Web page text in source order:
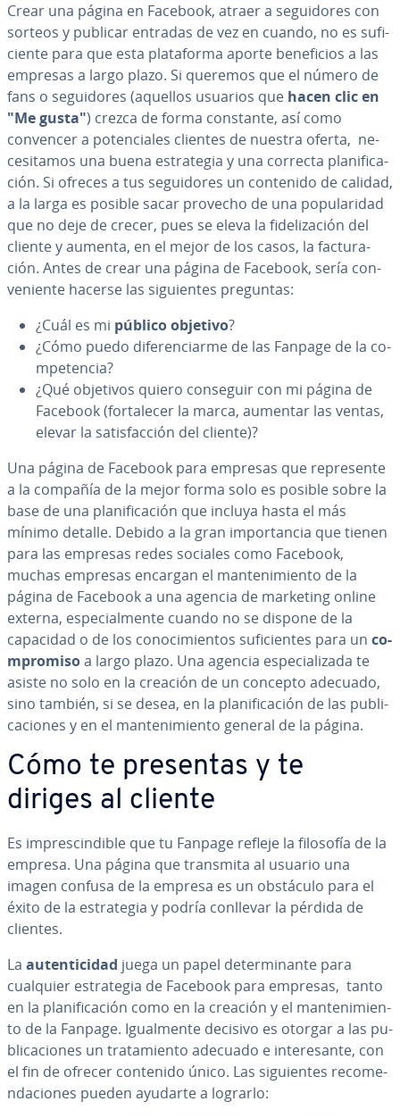
Crear una página en Facebook, atraer a se­gui­do­res con
sorteos y publicar entradas de vez en cuando, no es su­fi­
cie­n­te para que esta pla­ta­fo­r­ma aporte be­ne­fi­cios a las
empresas a largo plazo. Si queremos que el número de
fans o se­gui­do­res (aquellos usuarios que hacen clic en
"Me gusta") crezca de forma constante, así como
convencer a po­te­n­cia­les clientes de nuestra oferta, ne­
ce­si­ta­mos una buena es­tra­te­gia y una correcta pla­ni­fi­ca­
ción. Si ofreces a tus se­gui­do­res un contenido de calidad,
a la larga es posible sacar provecho de una po­pu­la­ri­dad
que no deje de crecer, pues se eleva la fi­de­li­za­ción del
cliente y aumenta, en el mejor de los casos, la fa­c­tu­ra­
ción. Antes de crear una página de Facebook, sería co­n­
ve­nie­n­te hacerse las si­guie­n­tes preguntas:
¿Cuál es mi público objetivo?
¿Cómo puedo di­fe­re­n­ciar­me de las Fanpage de la co­
m­pe­te­n­cia?
¿Qué objetivos quiero conseguir con mi página de
Facebook (fo­r­ta­le­cer la marca, aumentar las ventas,
elevar la sa­ti­s­fa­c­ción del cliente)?
Una página de Facebook para empresas que re­pre­se­n­te
a la compañía de la mejor forma solo es posible sobre la
base de una pla­ni­fi­ca­ción que incluya hasta el más
mínimo detalle. Debido a la gran im­po­r­ta­n­cia que tienen
para las empresas redes sociales como Facebook,
muchas empresas encargan el ma­n­te­ni­mie­n­to de la
página de Facebook a una agencia de marketing online
externa, es­pe­cia­l­me­n­te cuando no se dispone de la
capacidad o de los co­no­ci­mie­n­tos su­fi­cie­n­tes para un co­
m­pro­mi­soa largo plazo. Una agencia es­pe­cia­li­za­da te
asiste no solo en la creación de un concepto adecuado,
sino también, si se desea, en la pla­ni­fi­ca­ción de las pu­bli­
ca­cio­nes y en el ma­n­te­ni­mie­n­to general de la página.
Cómo te presentas y te
diriges al cliente
Es im­pre­s­ci­n­di­ble que tu Fanpage refleje la filosofía de la
empresa. Una página que transmita al usuario una
imagen confusa de la empresa es un obstáculo para el
éxito de la es­tra­te­gia y podría conllevar la pérdida de
clientes.
La au­te­n­ti­ci­dad juega un papel de­te­r­mi­na­n­te para
cualquier es­tra­te­gia de Facebook para empresas, tanto
en la pla­ni­fi­ca­ción como en la creación y el ma­n­te­ni­mie­n­
to de la Fanpage. Igua­l­me­n­te decisivo es otorgar a las pu­
bli­ca­cio­nes un tra­ta­mie­n­to adecuado e in­te­re­sa­n­te, con
el fin de ofrecer contenido único. Las si­guie­n­tes re­co­me­
n­da­cio­nes pueden ayudarte a lograrlo: